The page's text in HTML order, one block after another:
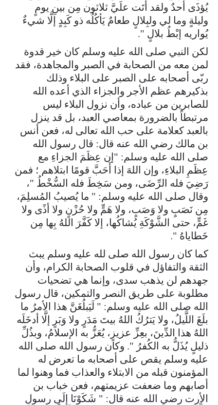
يُؤذَى أحدٌ ولقد أتَت علَيَّ ثلاثون مِن بينِ يومٍ
وليلةٍ وما لي ولبِلالٍ طعامٌ يَأكُلُه ذو كَبِدٍ إلَّا شيءٌ
يُواريه إبْطُ بلالٍ ".
لكن النبي صلى الله عليه وسلم كان خير قدوة
لمن معه من الصحابة في الصبر والمجاهدة، فقد
ربّى أصحابه على الصبر على البلاء وذلك
بذكيرهم عظم الأجر والجزاء الذي أعده الله
للصابرين من عباده، وأن نزول البلاء ليس
مرتبطاً بالضرورة بمعاصي العبد، بل قد ينزل
بالعبد كعلامة على حب الله تعالى له، فعن أنس
بن مالك رضي الله عنه قال: قال رسول الله
صلى الله عليه وسلم: "إن عِظَمَ الجزاءِ مع
عِظَمِ البلاءِ، وإن اللهَ إذا أَحَبَّ قومًا ابتلاهم ؛ فمن
رَضِيَ فله الرِّضَى، ومن سَخِطَ فله السُّخْطُ "،
وقال صلى الله عليه وسلم: " ما يُصيبُ المُسلِمَ،
مِن نَصَبٍ ولا وَصَبٍ، ولا هَمٍّ ولا حُزْنٍ ولا أذًى ولا
غَمٍّ، حتى الشَّوْكَةِ يُشاكُها، إلا كَفَّرَ اللهُ بِها مِن
خَطاياهُ ".
كما كان رسول الله صلى لله عليه وسلم يبث
الثقة والتفاؤل في قلوب الصحابة الكرام، وأن
جهدهم لن يذهب سدى، وإنما هي تضحيات
مطلوبة على طريق النصر والتمكين، قال رسول
الله صلى الله عليه وسلم: " لَيَبلُغَنَّ هذا الأمرُ ما
بلَغَ اللَّيلُ، ولا يَترُكُ اللهُ بيتَ مَدَرٍ ولا وَبَرٍ إلَّا أدخَلَه
اللهُ هذا الدِّينَ، بعِزِّ عزيزٍ، يُعَزُّ به الإسلامُ، وبذُلِّ
ذليلٍ يُذَلُّ به الكُفرُ ". وكان رسول الله صلى الله
عليه وسلم يقص على أصحابه ما تعرض له
المؤمنون قبله من الابتلاء والعذاب فما وهنوا لما
أصابهم وما ضعفت عزيمتهم، فعن خباب بن
الأرت رضي الله عنه قال: " شَكَوْنَا إِلَى رسولِ